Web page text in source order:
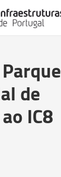
de
IC8